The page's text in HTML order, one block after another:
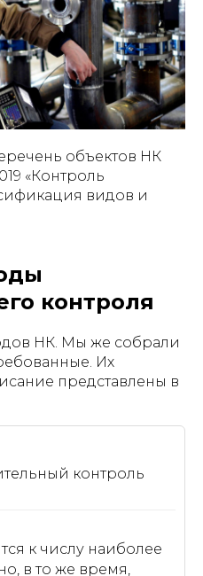
объектов НК
«Контроль
видов и
контроля
НК. Мы же собрали
Их
представлены в
контроль
к числу наиболее
в то же время,